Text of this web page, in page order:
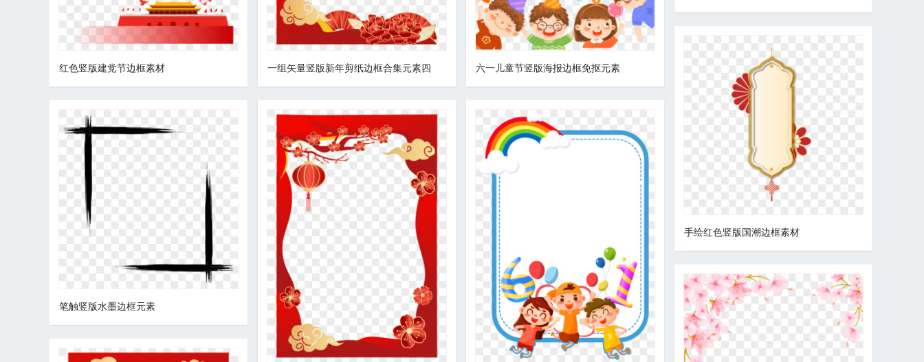
红色竖版建党节边框素材 一组矢量竖版新年剪纸边框合集元素四 六一儿童节竖版海报边框免抠元素
手绘红色竖版国潮边框素材
笔触竖版水墨边框元素